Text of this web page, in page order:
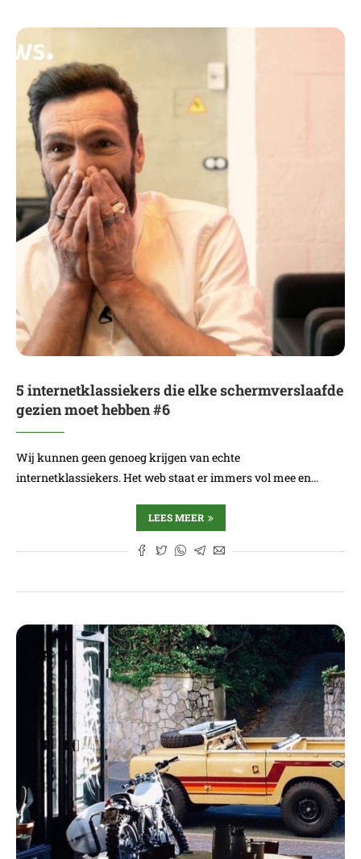
5 internetklassiekers die elke schermverslaafde
gezien moet hebben #6
Wij kunnen geen genoeg krijgen van echte
internetklassiekers. Het web staat er immers vol mee en…
LEES MEER